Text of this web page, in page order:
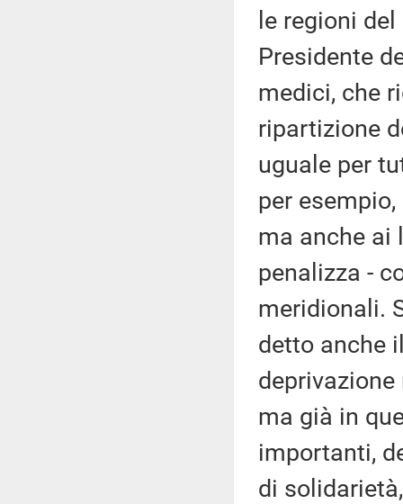
le regioni
Presidente
medici, che
ripartizione
uguale per
per
ma anche ai
penalizza -
meridionali.
detto anche
ma già in
importanti,
di